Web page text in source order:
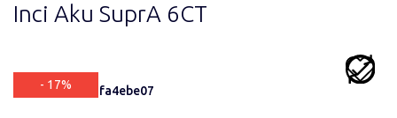
Inci Aku SuprA 6СТ
- 17%
Артикул: bd3afa4ebe07